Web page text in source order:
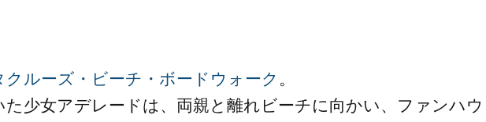
クルーズ・ビーチ・ボードウォーク 。
少女アデレードは、両親と離れビーチに向かい、ファンハウ